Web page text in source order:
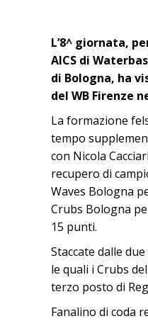
L’8^ giornata,
AICS di
di Bologna, ha
del WB Firenze
La formazione
tempo
con Nicola
recupero di
Waves Bologna
Crubs Bologna
15 punti.
Staccate dalle
le quali i Crubs
terzo posto di
Fanalino di coda